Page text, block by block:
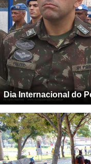
Dia Internacional do